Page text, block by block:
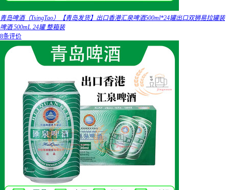
青岛啤酒（TsingTao）【青岛发货】出口香港汇泉啤酒500ml*24罐出口双狮易拉罐装
啤酒 500mL 24罐 整箱装
8条评价